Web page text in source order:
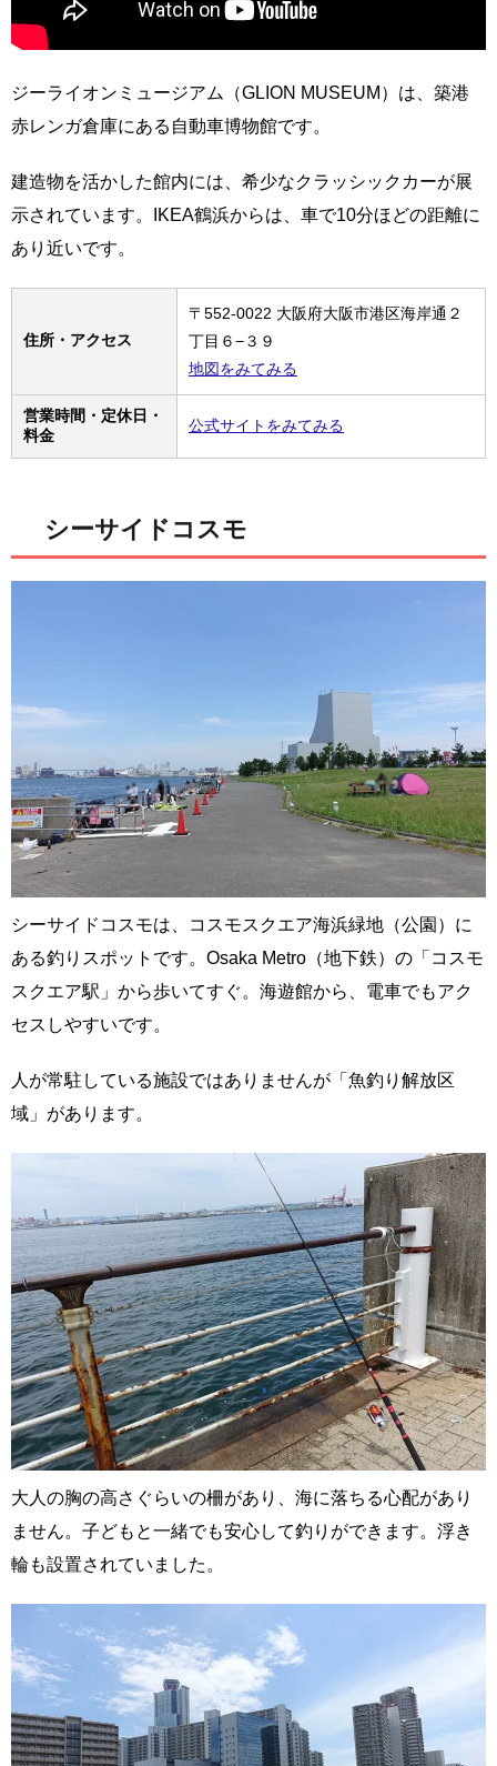
ジーライオンミュージアム（GLION MUSEUM）は、築港
赤レンガ倉庫にある自動車博物館です。
建造物を活かした館内には、希少なクラッシックカーが展
示されています。IKEA鶴浜からは、車で10分ほどの距離に
あり近いです。
住所・アクセス
〒552-0022 大阪府大阪市港区海岸通２
丁目６−３９
地図をみてみる
営業時間・定休日・
料金
公式サイトをみてみる
シーサイドコスモ
シーサイドコスモは、コスモスクエア海浜緑地（公園）に
ある釣りスポットです。Osaka Metro（地下鉄）の「コスモ
スクエア駅」から歩いてすぐ。海遊館から、電車でもアク
セスしやすいです。
人が常駐している施設ではありませんが「魚釣り解放区
域」があります。
大人の胸の高さぐらいの柵があり、海に落ちる心配があり
ません。子どもと一緒でも安心して釣りができます。浮き
輪も設置されていました。